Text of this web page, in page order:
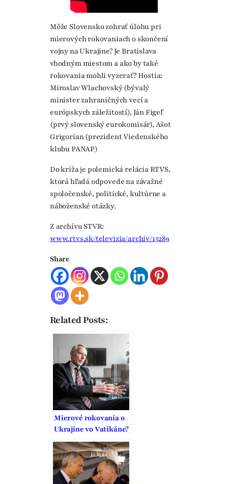
Môže Slovensko zohrať úlohu pri
mierových rokovaniach o skončení
vojny na Ukrajine? Je Bratislava
vhodným miestom a ako by také
rokovania mohli vyzerať? Hostia:
Miroslav Wlachovský (bývalý
minister zahraničných vecí a
európskych záležitostí), Ján Figeľ
(prvý slovenský eurokomisár), Ašot
Grigorian (prezident Viedenského
klubu PANAP)
Do kríža je polemická relácia RTVS,
ktorá hľadá odpovede na závažné
spoločenské, politické, kultúrne a
náboženské otázky.
Z archívu STVR:
www.rtvs.sk/televizia/archiv/15289
Share
Related Posts:
Mierové rokovania o
Ukrajine vo Vatikáne?
USA a Rusko chcú
pokračovať